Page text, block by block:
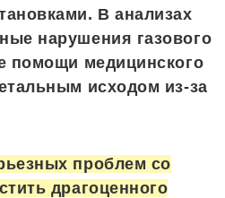
В анализах
нарушения газового
помощи медицинского
исходом из-за
проблем со
драгоценного